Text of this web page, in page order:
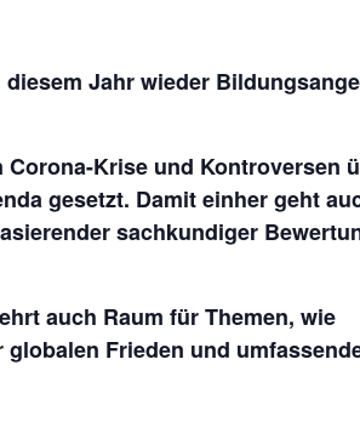
Jahr wieder
Krise und Kontroversen
gesetzt. Damit einher geht
sachkundiger
auch Raum für Themen, wie
Frieden und